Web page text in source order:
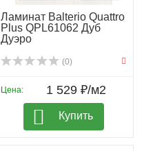
Ламинат Balterio Quattro
Plus QPL61062 Дуб
Дуэро
(0)
Цена: 1 529 ₽/м2
Купить